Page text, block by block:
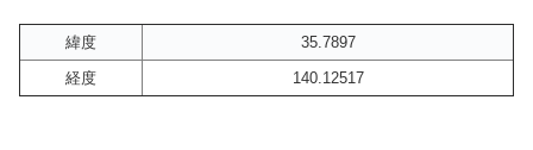
緯度
35.7897
経度
140.12517